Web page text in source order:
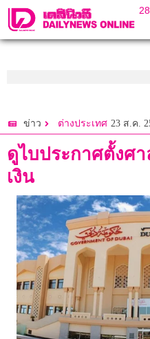
ข่าว ต่างประเทศ 23 ส.ค.
ดูไบประกาศตั้งศ
เงิน